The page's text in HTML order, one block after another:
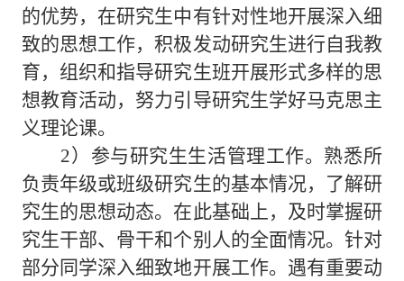
的优势，在研究生中有针对性地开展深入细
致的思想工作，积极发动研究生进行自我教
育，组织和指导研究生班开展形式多样的思
想教育活动，努力引导研究生学好马克思主
义理论课。
2）参与研究生生活管理工作。熟悉所
负责年级或班级研究生的基本情况，了解研
究生的思想动态。在此基础上，及时掌握研
究生干部、骨干和个别人的全面情况。针对
部分同学深入细致地开展工作。遇有重要动